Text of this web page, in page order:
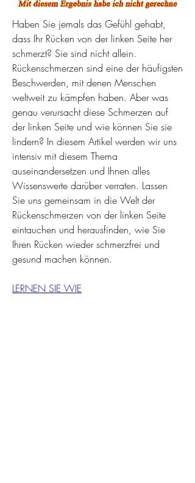
Haben Sie jemals das Gefühl gehabt,
dass Ihr Rücken von der linken Seite her
schmerzt? Sie sind nicht allein.
Rückenschmerzen sind eine der häufigsten
Beschwerden, mit denen Menschen
weltweit zu kämpfen haben. Aber was
genau verursacht diese Schmerzen auf
der linken Seite und wie können Sie sie
lindern? In diesem Artikel werden wir uns
intensiv mit diesem Thema
auseinandersetzen und Ihnen alles
Wissenswerte darüber verraten. Lassen
Sie uns gemeinsam in die Welt der
Rückenschmerzen von der linken Seite
eintauchen und herausfinden, wie Sie
Ihren Rücken wieder schmerzfrei und
gesund machen können.
LERNEN SIE WIE